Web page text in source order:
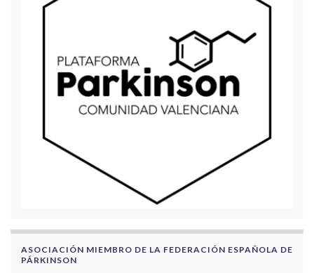
ASOCIACIÓN MIEMBRO DE LA FEDERACIÓN ESPAÑOLA DE
PÁRKINSON